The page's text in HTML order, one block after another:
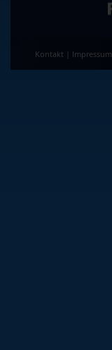
Kontakt Impressum